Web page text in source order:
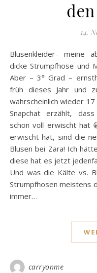
14.
Blusenkleider- meine absoluten Favourites momentan-
dicke Strumpfhose und
Aber – 3° Grad –
früh dieses Jahr und
wahrscheinlich wieder
Snapchat erzählt,
schon voll erwischt hat
erwischt hat, sind die
Blusen bei Zara! Ich
diese hat es jetzt
Und was die Kälte vs.
Strumpfhosen meistens
immer…
carryonme